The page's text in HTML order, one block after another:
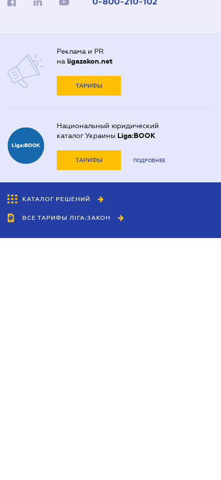
Реклама и PR
на ligazakon.net
ТАРИФЫ
Национальный юридический
каталог Украины Liga:BOOK
ТАРИФЫ ПОДРОБНЕЕ
КАТАЛОГ РЕШЕНИЙ
ВСЕ ТАРИФЫ ЛІГА:ЗАКОН